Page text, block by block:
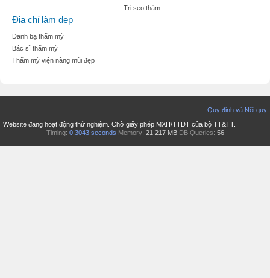
Trị sẹo thâm
Địa chỉ làm đẹp
Danh bạ thẩm mỹ
Bác sĩ thẩm mỹ
Thẩm mỹ viện nâng mũi đẹp
Quy định và Nội quy
Website đang hoạt động thử nghiệm. Chờ giấy phép MXH/TTDT của bộ TT&TT.
Timing: 0.3043 seconds Memory: 21.217 MB DB Queries: 56